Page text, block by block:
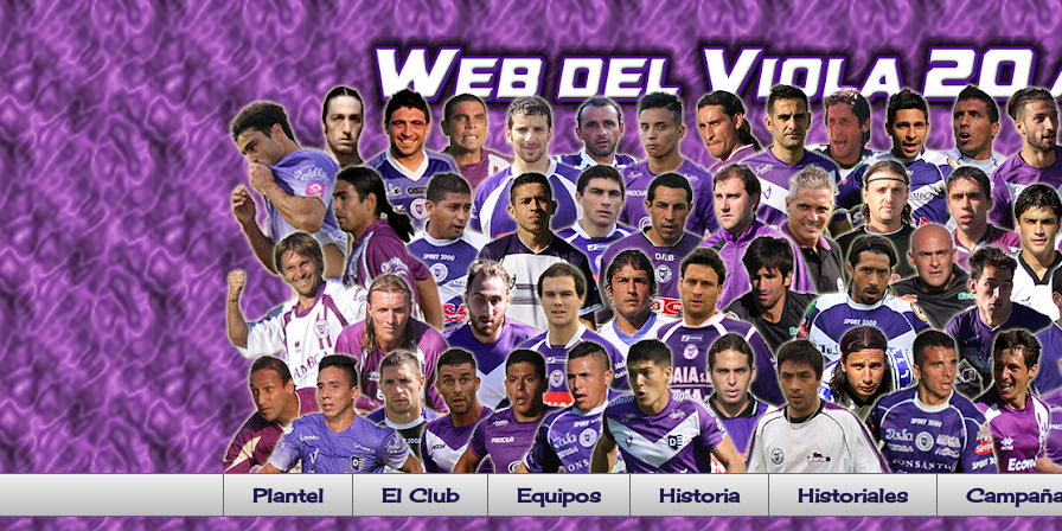
Plantel El Club Equipos Historia Historiales